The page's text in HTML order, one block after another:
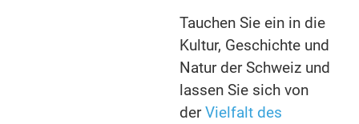
Tauchen Sie ein in die
Kultur, Geschichte und
Natur der Schweiz und
lassen Sie sich von
derVielfalt des